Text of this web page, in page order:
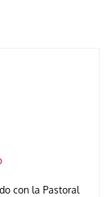
con la Pastoral